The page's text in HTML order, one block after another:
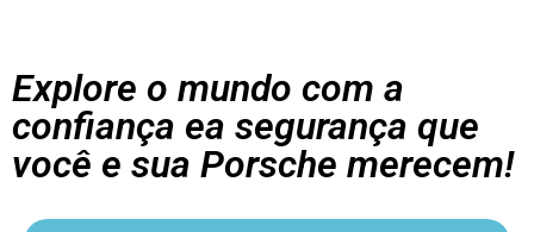
Explore o mundo com a
confiança ea segurança que
você e sua Porsche merecem!